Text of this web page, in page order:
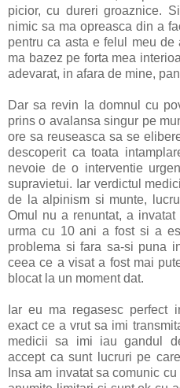
picior, cu dureri groaznice.
nimic sa ma opreasca din a
pentru ca asta e felul meu de
ma bazez pe forta mea
adevarat, in afara de mine,
Dar sa revin la domnul cu
prins o avalansa singur pe
ore sa reuseasca sa se
descoperit ca toata
nevoie de o interventie
supravietui. Iar verdictul
de la alpinism si munte,
Omul nu a renuntat, a
urma cu 10 ani a fost si a
problema si fara sa-si puna
ceea ce a visat a fost mai
blocat la un moment dat.
Iar eu ma regasesc perfect
exact ce a vrut sa imi
medicii sa imi iau gandul
accept ca sunt lucruri pe
Insa am invatat sa comunic